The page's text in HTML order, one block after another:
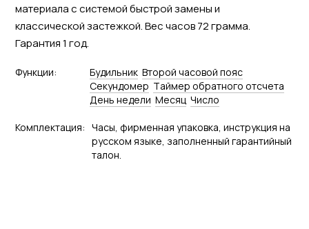
материала с системой быстрой замены и
классической застежкой. Вес часов 72 грамма.
Гарантия 1 год.
Функции: Будильник Второй часовой пояс
Секундомер Tаймер обратного отсчета
День недели Месяц Число
Комплектация: Часы, фирменная упаковка, инструкция на
русском языке, заполненный гарантийный
талон.